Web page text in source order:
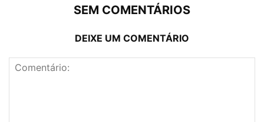
SEM COMENTÁRIOS
DEIXE UM COMENTÁRIO